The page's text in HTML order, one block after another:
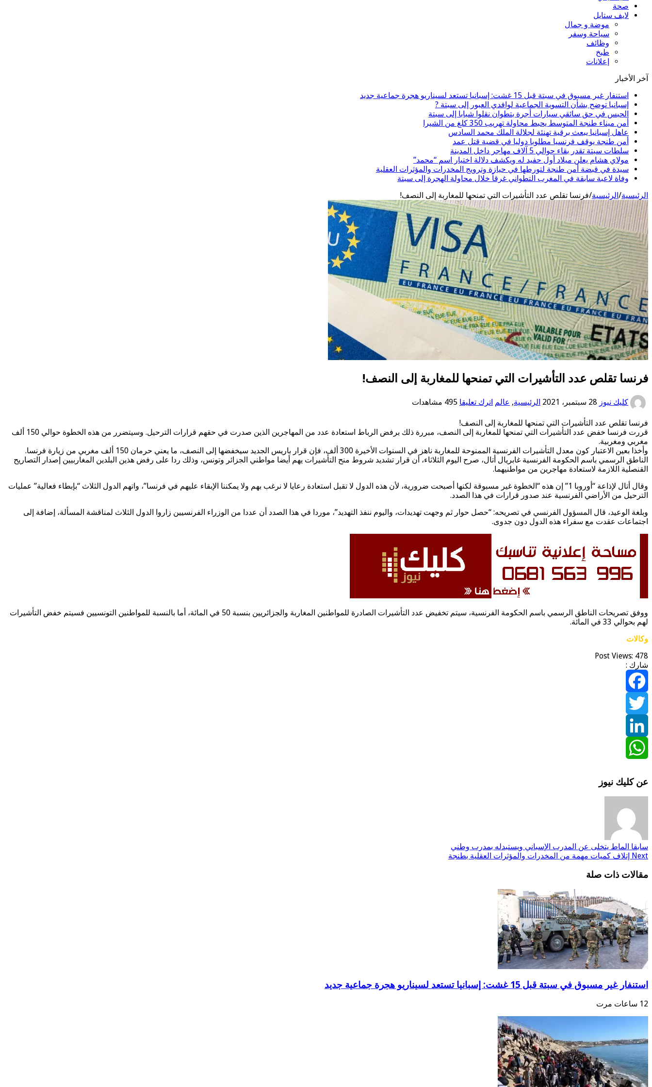
صحة
لايف ستايل
موضة و جمال
سياحة وسفر
وظائف
طبخ
إعلانات
آخر الأخبار
استنفار غير مسبوق في سبتة قبل 15 غشت: إسبانيا تستعد لسيناريو هجرة جماعية جديد
إسبانيا توضح بشأن التسوية الجماعية لوافدي العبور إلى سبتة ?
الحبس في حق سائقي سيارات أجرة بتطوان نقلوا شبابا إلى سبتة
أمن ميناء طنجة المتوسط يحبط محاولة تهريب 350 كلغ من الشيرا
عاهل إسبانيا يبعث برقية تهنئة لجلالة الملك محمد السادس
أمن طنجة يوقف فرنسيا مطلوبا دوليا في قضية قتل عمد
سلطات سبتة تقدر بقاء حوالي 5 آلاف مهاجر داخل المدينة
مولاي هشام يعلن ميلاد أول حفيد له ويكشف دلالة اختيار اسم “محمد”
سيدة في قبضة أمن طنجة لتورطها في حيازة وترويج المخدرات والمؤثرات العقلية
وفاة لاعبة سابقة في المغرب التطواني غرقاً خلال محاولة الهجرة إلى سبتة
الرئيسية/الرئيسية/فرنسا تقلص عدد التأشيرات التي تمنحها للمغاربة إلى النصف!
فرنسا تقلص عدد التأشيرات التي تمنحها للمغاربة إلى النصف!
كليك نيوز 28 سبتمبر، 2021 الرئيسية, عالم اترك تعليقا 495 مشاهدات
فرنسا تقلص عدد التأشيرات التي تمنحها للمغاربة إلى النصف!
قررت فرنسا خفض عدد التأشيرات التي تمنحها للمغاربة إلى النصف، مبررة ذلك برفض الرباط استعادة عدد من المهاجرين الذين صدرت في حقهم قرارات الترحيل. وسيتضرر من هذه الخطوة حوالي 150 ألف
مغربي ومغربية.
وأخذا بعين الاعتبار كون معدل التأشيرات الفرنسية الممنوحة للمغاربة ناهز في السنوات الأخيرة 300 ألف، فإن قرار باريس الجديد سيخفضها إلى النصف، ما يعني حرمان 150 ألف مغربي من زيارة فرنسا.
الناطق الرسمي باسم الحكومة الفرنسية غابريال أتال، صرح اليوم الثلاثاء، أن قرار تشديد شروط منح التأشيرات يهم أيضا مواطني الجزائر وتونس، وذلك ردا على رفض هذين البلدين المغاربيين إصدار التصاريح
القنصلية اللازمة لاستعادة مهاجرين من مواطنيهما.
وقال أتال لإذاعة “أوروبا 1” إن هذه “الخطوة غير مسبوقة لكنها أصبحت ضرورية، لأن هذه الدول لا تقبل استعادة رعايا لا نرغب بهم ولا يمكننا الإبقاء عليهم في فرنسا”، واتهم الدول الثلاث “بإبطاء فعالية” عمليات
الترحيل من الأراضي الفرنسية عند صدور قرارات في هذا الصدد.
وبلغة الوعيد، قال المسؤول الفرنسي في تصريحه: “حصل حوار ثم وجهت تهديدات، واليوم ننفذ التهديد”، موردا في هذا الصدد أن عددا من الوزراء الفرنسيين زاروا الدول الثلاث لمناقشة المسألة، إضافة إلى
اجتماعات عقدت مع سفراء هذه الدول دون جدوى.
ووفق تصريحات الناطق الرسمي باسم الحكومة الفرنسية، سيتم تخفيض عدد التأشيرات الصادرة للمواطنين المغاربة والجزائريين بنسبة 50 في المائة، أما بالنسبة للمواطنين التونسيين فسيتم خفض التأشيرات
لهم بحوالي 33 في المائة.
وكالات
Post Views: 478
شارك :
Facebook
Twitter
LinkedIn
عن كليك نيوز
سابقا الماط يتخلى عن المدرب الإسباني ويستبدله بمدرب وطني
Next إتلاف كميات مهمة من المخدرات والمؤثرات العقلية بطنجة
مقالات ذات صلة
استنفار غير مسبوق في سبتة قبل 15 غشت: إسبانيا تستعد لسيناريو هجرة جماعية جديد
12 ساعات مرت